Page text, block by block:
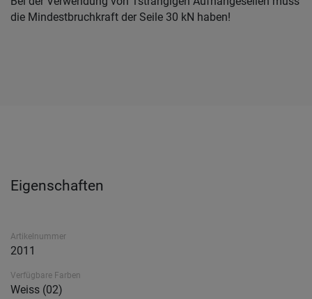
die Mindestbruchkraft der Seile 30 kN haben!
Eigenschaften
Artikelnummer
2011
Verfügbare Farben
Weiss (02)